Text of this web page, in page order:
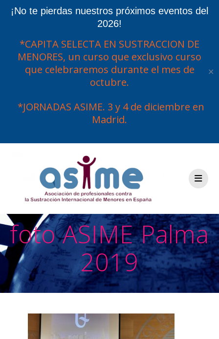
¡No te pierdas nuestros próximos eventos del
2026!
*CAPITA SELECTA EN SUSTRACCION DE
MENORES, un curso que exclusivo curso
que celebraremos durante el mes de
octubre.
*JORNADAS ASIME. 3 y 4 de diciembre en
Madrid.
✕
contenido
foto ASIME Palma
2019